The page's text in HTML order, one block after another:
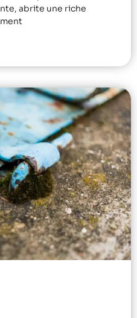
abrite une riche